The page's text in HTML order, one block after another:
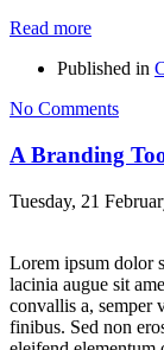
Read more
Published in
No Comments
A Branding
Tuesday, 21
Lorem ipsum dolor
lacinia augue sit
convallis a, semper
finibus. Sed non